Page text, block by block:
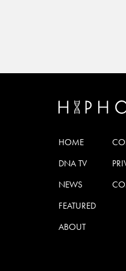
HOME
DNA TV
NEWS
FEATURED
ABOUT